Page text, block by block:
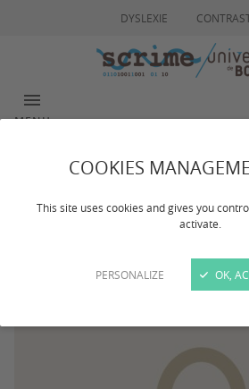
COOKIES
This site uses cookies and gives you
activate.
PERSONALIZE OK,
DYSLEXIE
MENU
Louis Bigo